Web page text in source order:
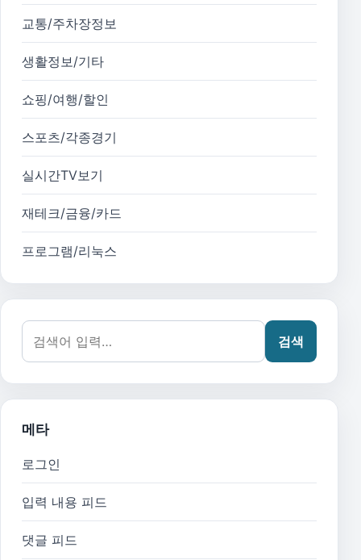
교통/주차장정보
생활정보/기타
쇼핑/여행/할인
스포츠/각종경기
실시간TV보기
재테크/금융/카드
프로그램/리눅스
검색어:
검색
메타
로그인
입력 내용 피드
댓글 피드